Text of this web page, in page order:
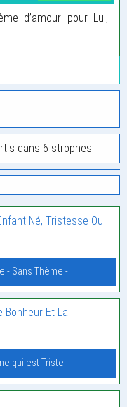
d’amour pour Lui,
dans 6 strophes.
Né, Tristesse Ou
- Sans Thème -
Bonheur Et La
qui est Triste